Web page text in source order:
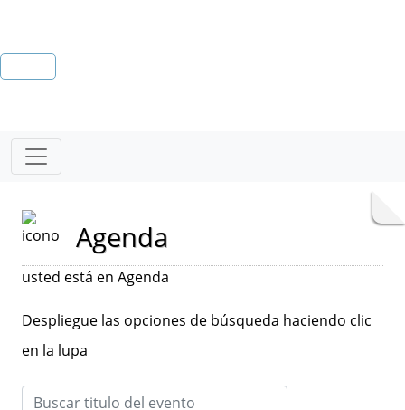
Agenda
usted está en Agenda
Despliegue las opciones de búsqueda haciendo clic
en la lupa